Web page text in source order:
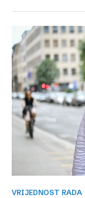
VRIJEDNOST RADA